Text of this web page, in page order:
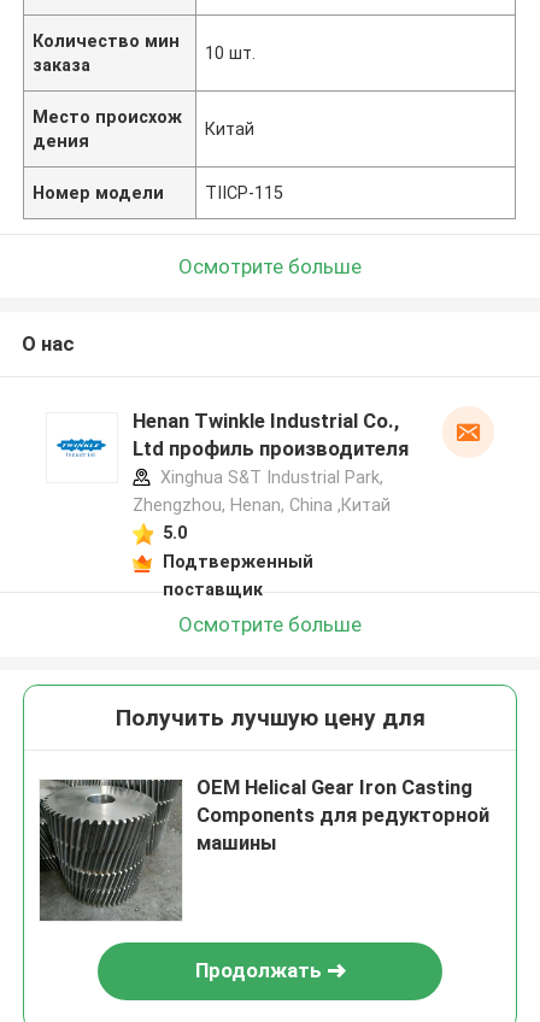
Количество мин
заказа
10 шт.
Место происхож
дения
Китай
Номер модели TIICP-115
Осмотрите больше
О нас
Henan Twinkle Industrial Co.,
Ltd профиль производителя
Xinghua S&T Industrial Park,
Zhengzhou, Henan, China ,Китай
5.0
Подтверженный
поставщик
Осмотрите больше
Получить лучшую цену для
OEM Helical Gear Iron Casting
Components для редукторной
машины
Продолжать